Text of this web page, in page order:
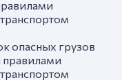
опасных грузов
правилами